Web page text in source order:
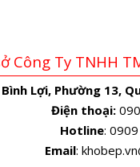
Công Ty TNHH
Lợi, Phường 13,
Điện thoại:
Hotline:
Email: